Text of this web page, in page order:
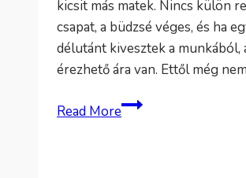
kicsit más matek. Nincs külön
csapat, a büdzsé véges, és ha
délutánt kivesztek a munkából,
érezhető ára van. Ettől még
Read MoreOlcsó